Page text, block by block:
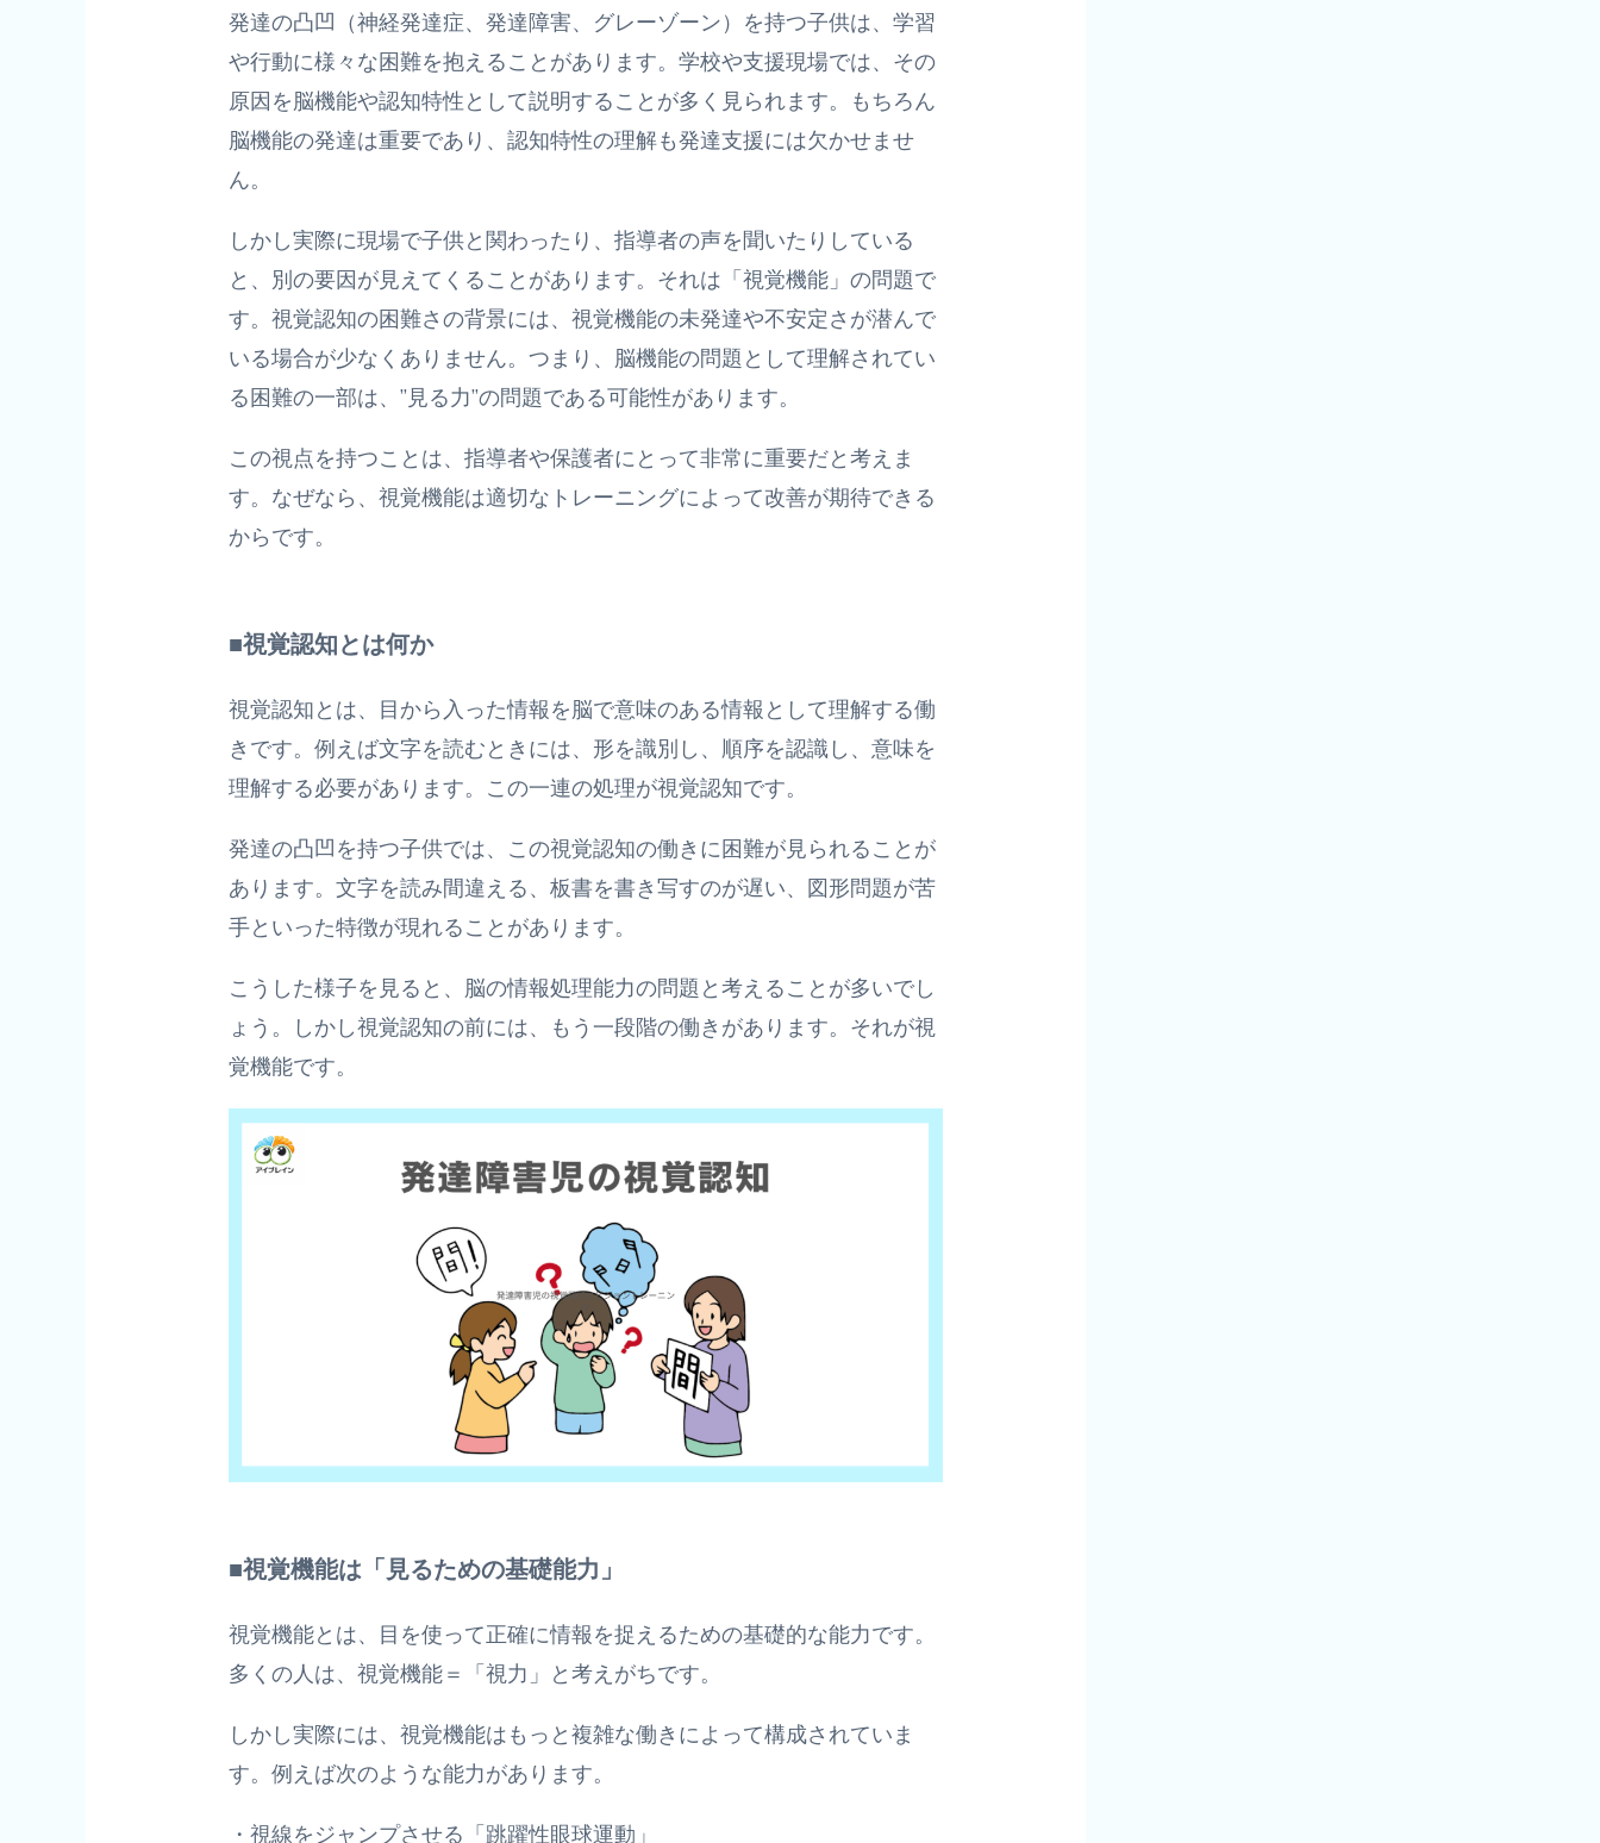
発達の凸凹（神経発達症、発達障害、グレーゾーン）を持つ子供は、学習
や行動に様々な困難を抱えることがあります。学校や支援現場では、その
原因を脳機能や認知特性として説明することが多く見られます。もちろん
脳機能の発達は重要であり、認知特性の理解も発達支援には欠かせませ
ん。
しかし実際に現場で子供と関わったり、指導者の声を聞いたりしている
と、別の要因が見えてくることがあります。それは「視覚機能」の問題で
す。視覚認知の困難さの背景には、視覚機能の未発達や不安定さが潜んで
いる場合が少なくありません。つまり、脳機能の問題として理解されてい
る困難の一部は、”見る力”の問題である可能性があります。
この視点を持つことは、指導者や保護者にとって非常に重要だと考えま
す。なぜなら、視覚機能は適切なトレーニングによって改善が期待できる
からです。
■視覚認知とは何か
視覚認知とは、目から入った情報を脳で意味のある情報として理解する働
きです。例えば文字を読むときには、形を識別し、順序を認識し、意味を
理解する必要があります。この一連の処理が視覚認知です。
発達の凸凹を持つ子供では、この視覚認知の働きに困難が見られることが
あります。文字を読み間違える、板書を書き写すのが遅い、図形問題が苦
手といった特徴が現れることがあります。
こうした様子を見ると、脳の情報処理能力の問題と考えることが多いでし
ょう。しかし視覚認知の前には、もう一段階の働きがあります。それが視
覚機能です。
■視覚機能は「見るための基礎能力」
視覚機能とは、目を使って正確に情報を捉えるための基礎的な能力です。
多くの人は、視覚機能＝「視力」と考えがちです。
しかし実際には、視覚機能はもっと複雑な働きによって構成されていま
す。例えば次のような能力があります。
・視線をジャンプさせる「跳躍性眼球運動」